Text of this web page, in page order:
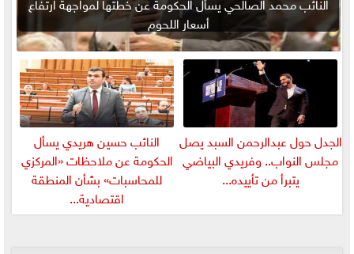
أسعار اللحوم
الجدل حول عبدالرحمن السبد يصل
مجلس النواب.. وفريدي البياضي
يتبرأ من تأييده...
النائب حسين هريدي يسأل
الحكومة عن ملاحظات «المركزي
للمحاسبات» بشأن المنطقة
اقتصادية...